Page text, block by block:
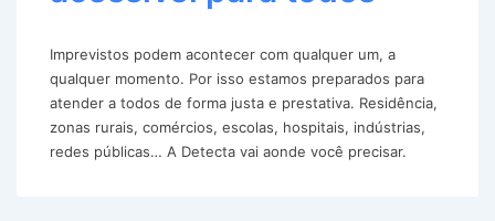
Imprevistos podem acontecer com qualquer um, a
qualquer momento. Por isso estamos preparados para
atender a todos de forma justa e prestativa. Residência,
zonas rurais, comércios, escolas, hospitais, indústrias,
redes públicas… A Detecta vai aonde você precisar.